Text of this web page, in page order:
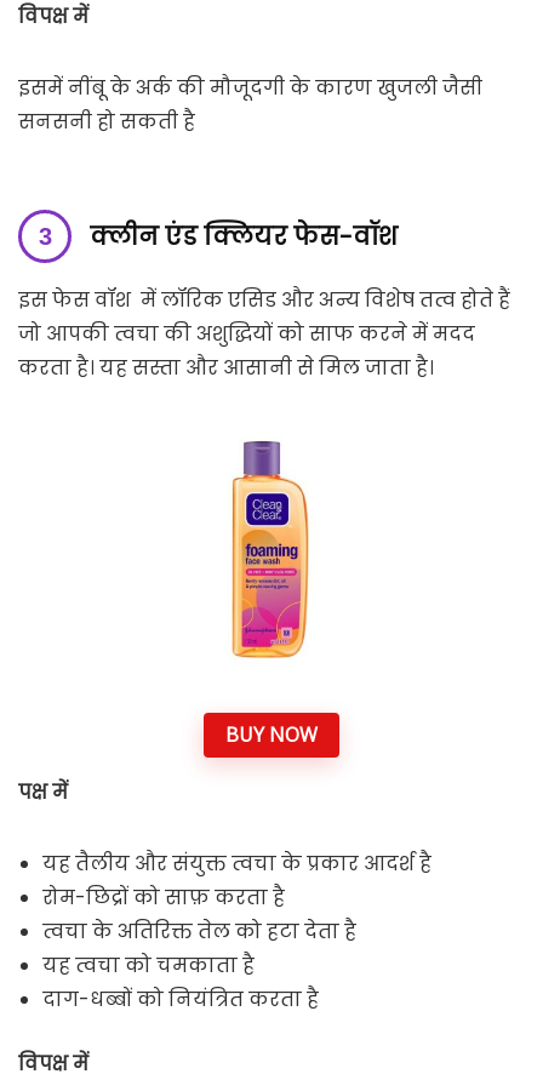
विपक्ष में
इसमें नींबू के अर्क की मौजूदगी के कारण खुजली जैसी
सनसनी हो सकती है
क्लीन एंड क्लियर फेस-वॉश
इस फेस वॉश में लॉरिक एसिड और अन्य विशेष तत्व होते हैं
जो आपकी त्वचा की अशुद्धियों को साफ करने में मदद
करता है। यह सस्ता और आसानी से मिल जाता है।
BUY NOW
पक्ष में
यह तैलीय और संयुक्त त्वचा के प्रकार आदर्श है
रोम-छिद्रों को साफ़ करता है
त्वचा के अतिरिक्त तेल को हटा देता है
यह त्वचा को चमकाता है
दाग-धब्बों को नियंत्रित करता है
विपक्ष में